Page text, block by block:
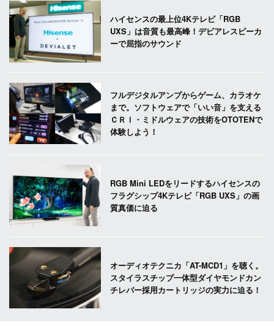
ハイセンスの最上位4Kテレビ「RGB
UXS」は音質も最高峰！デビアレスピーカ
ーで屈指のサウンド
フルデジタルアンプからゲーム、カラオケ
まで。ソフトウェアで「いい音」を支える
ＣＲＩ・ミドルウェアの技術をOTOTENで
体験しよう！
RGB Mini LEDをリードするハイセンスの
フラグシップ4Kテレビ「RGB UXS」の画
質真価に迫る
オーディオテクニカ「AT-MCD1」を聴く。
スタイラスチップ一体型ダイヤモンドカン
チレバー採用カートリッジの実力に迫る！